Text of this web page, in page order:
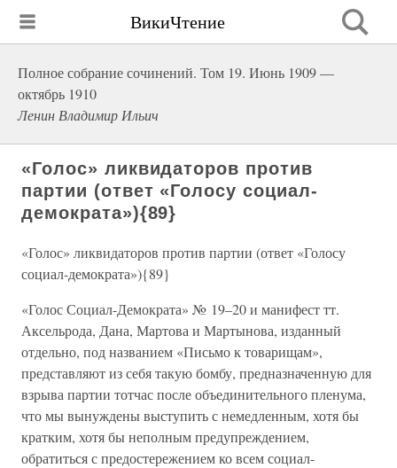
ВикиЧтение
Полное собрание сочинений. Том 19. Июнь 1909 —
октябрь 1910
Ленин Владимир Ильич
«Голос» ликвидаторов против
партии (ответ «Голосу социал-
демократа»){89}
«Голос» ликвидаторов против партии (ответ «Голосу
социал-демократа»){89}
«Голос Социал-Демократа» № 19–20 и манифест тт.
Аксельрода, Дана, Мартова и Мартынова, изданный
отдельно, под названием «Письмо к товарищам»,
представляют из себя такую бомбу, предназначенную для
взрыва партии тотчас после объединительного пленума,
что мы вынуждены выступить с немедленным, хотя бы
кратким, хотя бы неполным предупреждением,
обратиться с предостережением ко всем социал-